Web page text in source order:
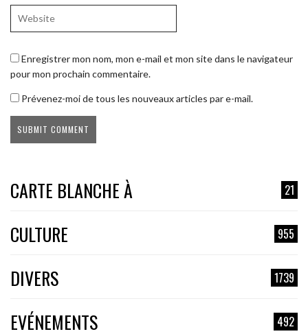
Enregistrer mon nom, mon e-mail et mon site dans le navigateur
pour mon prochain commentaire.
Prévenez-moi de tous les nouveaux articles par e-mail.
CARTE BLANCHE À 21
CULTURE 955
DIVERS 1739
EVÉNEMENTS 492